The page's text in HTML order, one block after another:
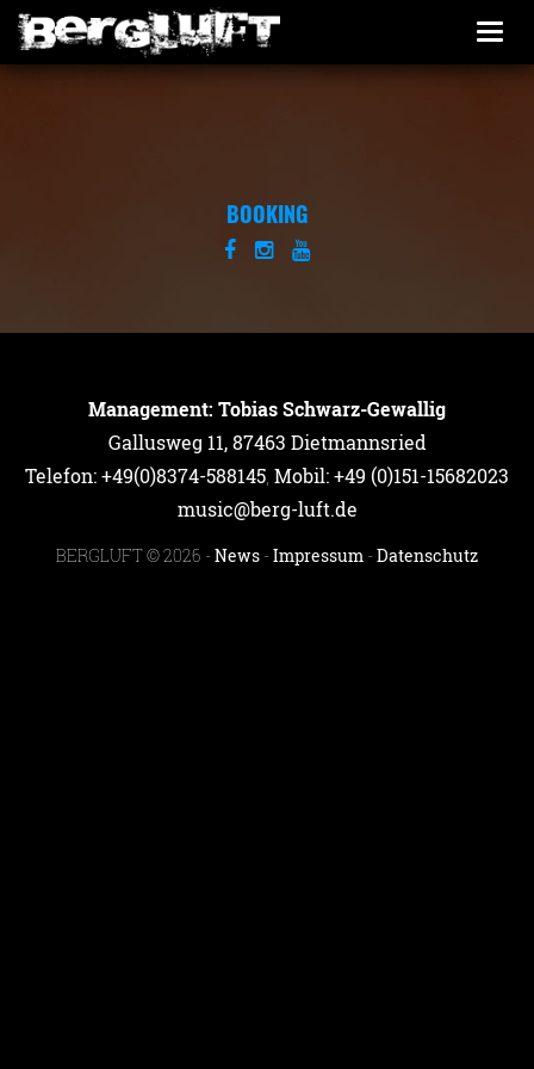
BOOKING
Management: Tobias Schwarz-Gewallig
Gallusweg 11, 87463 Dietmannsried
Telefon: +49(0)8374-588145 Mobil: +49 (0)151-15682023
music@berg-luft.de
BERGLUFT © 2026 -News -Impressum -Datenschutz